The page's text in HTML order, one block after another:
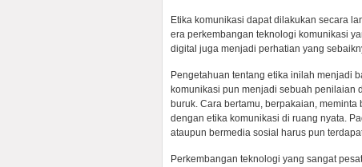
Etika komunikasi dapat dilakukan secara
era perkembangan teknologi komunikasi
digital juga menjadi perhatian yang
Pengetahuan tentang etika inilah menjadi
komunikasi pun menjadi sebuah penilaian
buruk. Cara bertamu, berpakaian,
dengan etika komunikasi di ruang nyata.
ataupun bermedia sosial harus pun
Perkembangan teknologi yang sangat